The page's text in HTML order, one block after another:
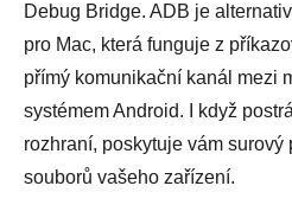
Debug Bridge. ADB je
pro Mac, která funguje z
přímý komunikační kanál mezi
systémem Android. I když
rozhraní, poskytuje vám surový
souborů vašeho zařízení.